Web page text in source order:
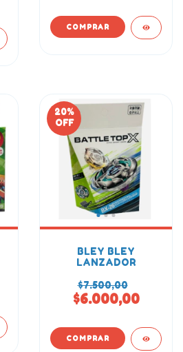
20%
OFF
BLEY BLEY
LANZADOR
$7.500,00
$6.000,00